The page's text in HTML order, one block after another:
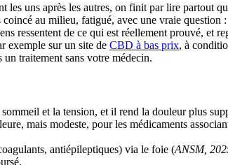
les uns après les autres, on finit par lire partout
au milieu, fatigué, avec une vraie
ressentent de ce qui est réellement prouvé, et
exemple sur un site de CBD à bas prix, à
traitement sans votre médecin.
et la tension, et il rend la douleur plus
mais modeste, pour les médicaments
antiépileptiques) via le foie (ANSM,